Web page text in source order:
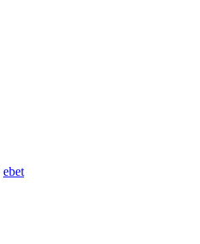
ebet